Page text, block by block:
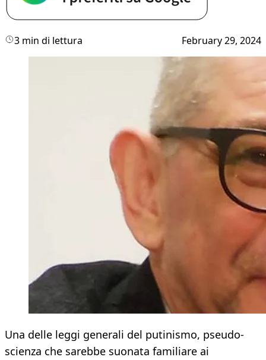
3 min di lettura February 29, 2024
Una delle leggi generali del putinismo, pseudo-
scienza che sarebbe suonata familiare ai